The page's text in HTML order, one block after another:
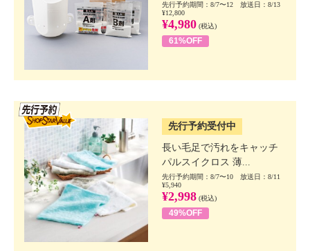
先行予約期間：8/7〜12 放送日：8/13
¥12,800
¥4,980 (税込)
61%OFF
先行予約受付中
長い毛足で汚れをキャッチ
パルスイクロス 薄...
先行予約期間：8/7〜10 放送日：8/11
¥5,940
¥2,998 (税込)
49%OFF